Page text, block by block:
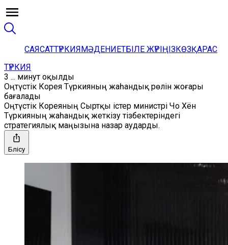
САЯСАТТҮРКИЯМӘДЕНИЕТБІЛЕ ЖҮРІҢІЗКӨЗҚАРАС
ТҮРКИЯ
3 ... минут оқылды
Оңтүстік Корея Түркияның жаһандық рөлін жоғары
бағалады
Оңтүстік Кореяның Сыртқы істер министрі Чо Хён
Түркияның жаһандық жеткізу тізбектеріндегі
стратегиялық маңызына назар аударды.
Бөлісу